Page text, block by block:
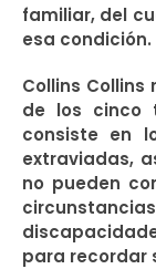
familiar, del
esa condición.
Collins
de los cinco
consiste en
extraviadas,
no pueden
para recordar